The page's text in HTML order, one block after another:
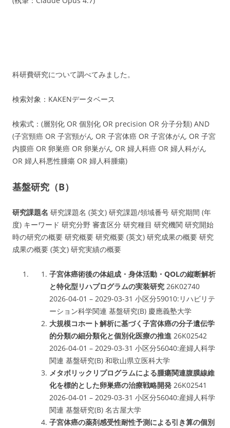
科研費研究について調べてみました。
検索対象：KAKENデータベース
検索式：(層別化 OR 個別化 OR precision OR 分子分類) AND
(子宮頸癌 OR 子宮頸がん OR 子宮体癌 OR 子宮体がん OR 子宮
内膜癌 OR 卵巣癌 OR 卵巣がん OR 婦人科癌 OR 婦人科がん
OR 婦人科悪性腫瘍 OR 婦人科腫瘍)
基盤研究（B）
研究課題名 研究課題名 (英文) 研究課題/領域番号 研究期間 (年
度) キーワード 研究分野 審査区分 研究種目 研究機関 研究開始
時の研究の概要 研究概要 研究概要 (英文) 研究成果の概要 研究
成果の概要 (英文) 研究実績の概要
子宮体癌術後の体組成・身体活動・QOLの縦断解析
と特化型リハプログラムの実装研究 26K02740
2026-04-01 – 2029-03-31 小区分59010:リハビリテ
ーション科学関連 基盤研究(B) 慶應義塾大学
大規模コホート解析に基づく子宮体癌の分子遺伝学
的分類の細分類化と個別化医療の推進 26K02542
2026-04-01 – 2029-03-31 小区分56040:産婦人科学
関連 基盤研究(B) 和歌山県立医科大学
メタボリックリプログラムによる腫瘍関連腹膜線維
化を標的とした卵巣癌の治療戦略開発 26K02541
2026-04-01 – 2029-03-31 小区分56040:産婦人科学
関連 基盤研究(B) 名古屋大学
子宮体癌の薬剤感受性耐性予測による引き算の個別